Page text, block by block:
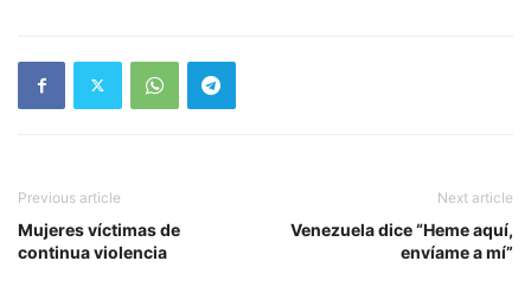
Previous article
Mujeres víctimas de
continua violencia
Next article
Venezuela dice “Heme aquí,
envíame a mí”